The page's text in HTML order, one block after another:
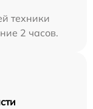
техники
2 часов.